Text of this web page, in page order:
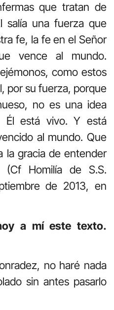
que tratan de
salía una fuerza que
fe, la fe en el Señor
vence al mundo.
como estos
por su fuerza, porque
no es una idea
Él está vivo. Y está
al mundo. Que
la gracia de entender
Homilía de S.S.
de 2013, en
a mí este texto.
no haré nada
sin antes pasarlo